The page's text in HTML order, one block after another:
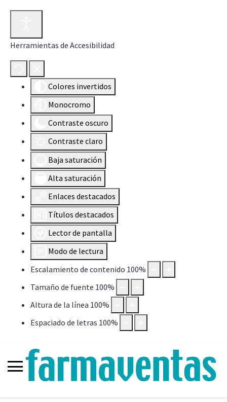
Herramientas de Accesibilidad
Colores invertidos
Monocromo
Contraste oscuro
Contraste claro
Baja saturación
Alta saturación
Enlaces destacados
Títulos destacados
Lector de pantalla
Modo de lectura
Escalamiento de contenido 100%
Tamaño de fuente 100%
Altura de la línea 100%
Espaciado de letras 100%